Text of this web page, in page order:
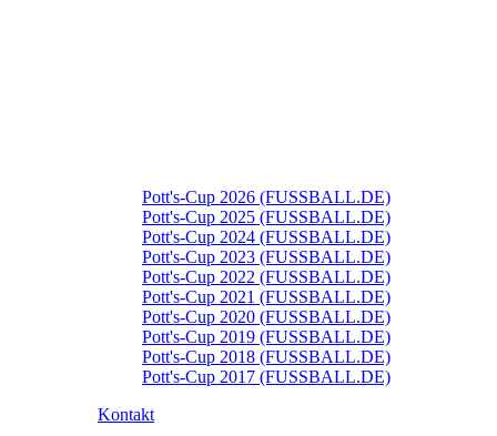
Pott's-Cup 2026 (FUSSBALL.DE)
Pott's-Cup 2025 (FUSSBALL.DE)
Pott's-Cup 2024 (FUSSBALL.DE)
Pott's-Cup 2023 (FUSSBALL.DE)
Pott's-Cup 2022 (FUSSBALL.DE)
Pott's-Cup 2021 (FUSSBALL.DE)
Pott's-Cup 2020 (FUSSBALL.DE)
Pott's-Cup 2019 (FUSSBALL.DE)
Pott's-Cup 2018 (FUSSBALL.DE)
Pott's-Cup 2017 (FUSSBALL.DE)
Kontakt